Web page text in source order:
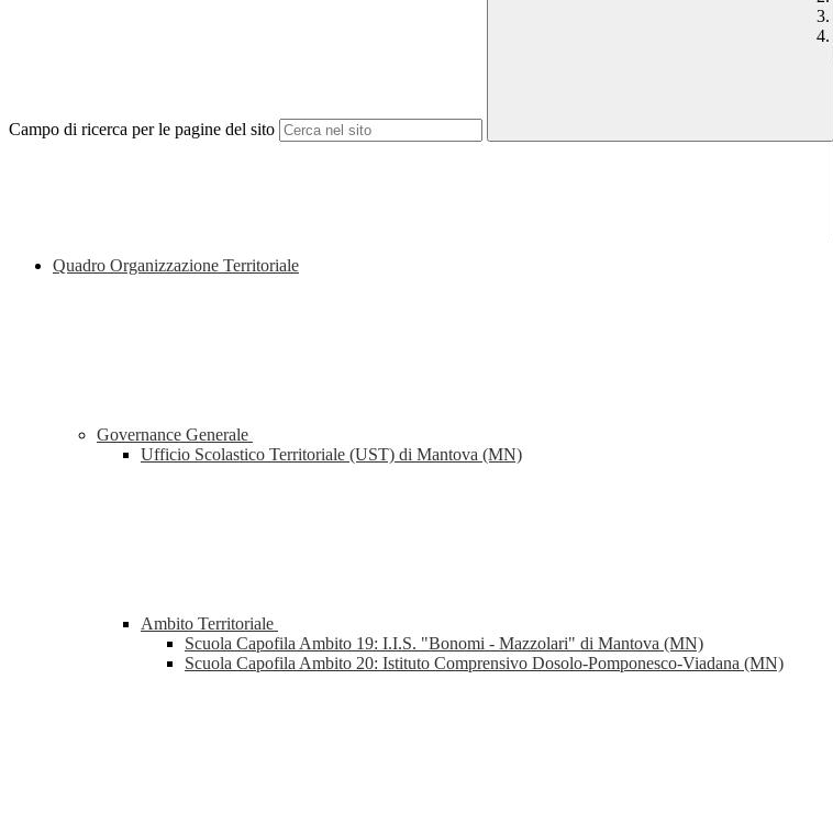
Campo di ricerca per le pagine del sito
Quadro Organizzazione Territoriale
Governance Generale
Ufficio Scolastico Territoriale (UST) di Mantova (MN)
Ambito Territoriale
Scuola Capofila Ambito 19: I.I.S. "Bonomi - Mazzolari" di Mantova (MN)
Scuola Capofila Ambito 20: Istituto Comprensivo Dosolo-Pomponesco-Viadana (MN)